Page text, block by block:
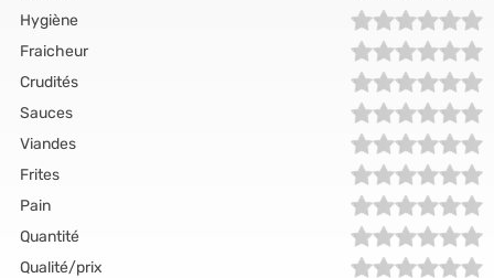
Hygiène
Fraicheur
Crudités
Sauces
Viandes
Frites
Pain
Quantité
Qualité/prix